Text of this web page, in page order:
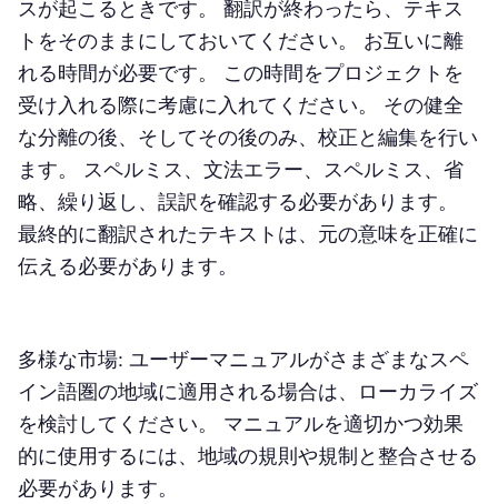
スが起こるときです。 翻訳が終わったら、テキス
トをそのままにしておいてください。 お互いに離
れる時間が必要です。 この時間をプロジェクトを
受け入れる際に考慮に入れてください。 その健全
な分離の後、そしてその後のみ、校正と編集を行い
ます。 スペルミス、文法エラー、スペルミス、省
略、繰り返し、誤訳を確認する必要があります。
最終的に翻訳されたテキストは、元の意味を正確に
伝える必要があります。
多様な市場: ユーザーマニュアルがさまざまなスペ
イン語圏の地域に適用される場合は、ローカライズ
を検討してください。 マニュアルを適切かつ効果
的に使用するには、地域の規則や規制と整合させる
必要があります。